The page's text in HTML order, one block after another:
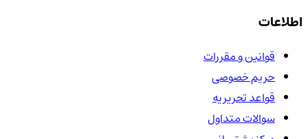
اطلاعات
قوانین و مقررات
حریم خصوصی
قواعد تحریریه
سوالات متداول